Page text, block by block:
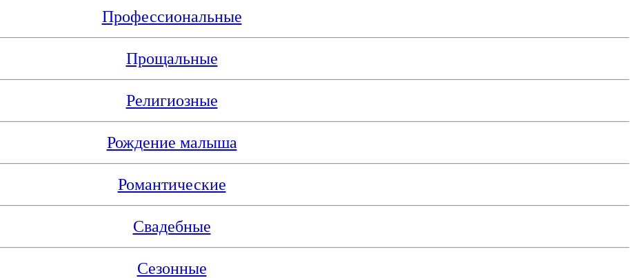
Профессиональные
Прощальные
Религиозные
Рождение малыша
Романтические
Свадебные
Сезонные